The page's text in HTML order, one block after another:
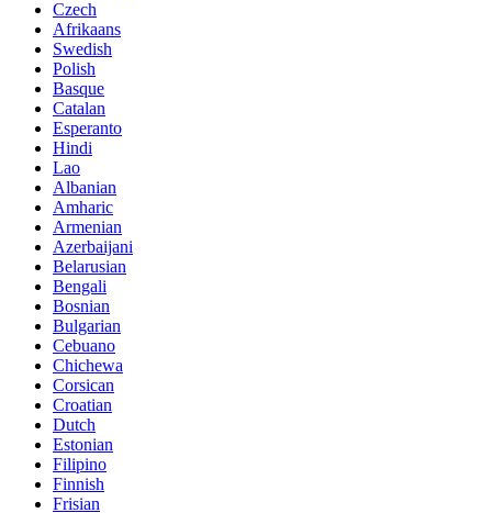
Czech
Afrikaans
Swedish
Polish
Basque
Catalan
Esperanto
Hindi
Lao
Albanian
Amharic
Armenian
Azerbaijani
Belarusian
Bengali
Bosnian
Bulgarian
Cebuano
Chichewa
Corsican
Croatian
Dutch
Estonian
Filipino
Finnish
Frisian